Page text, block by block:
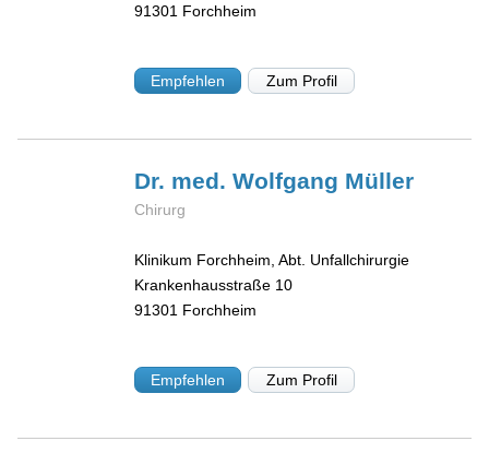
91301 Forchheim
Empfehlen Zum Profil
Dr. med. Wolfgang Müller
Chirurg
Klinikum Forchheim, Abt. Unfallchirurgie
Krankenhausstraße 10
91301 Forchheim
Empfehlen Zum Profil